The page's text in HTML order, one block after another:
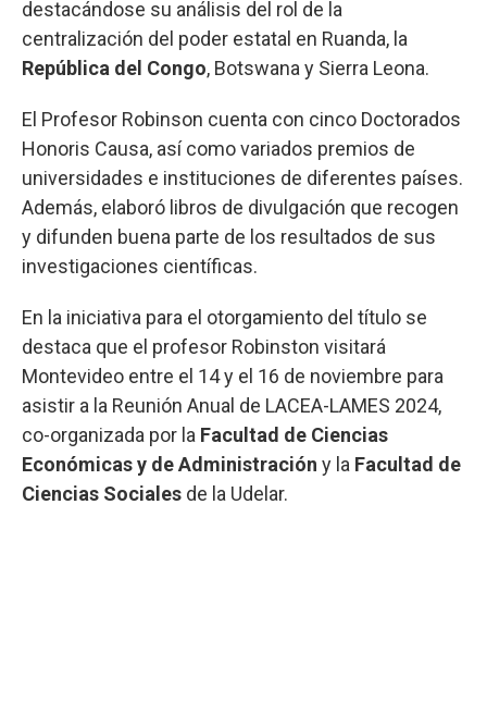
destacándose su análisis del rol de la
centralización del poder estatal en Ruanda, la
República del Congo, Botswana y Sierra Leona.
El Profesor Robinson cuenta con cinco Doctorados
Honoris Causa, así como variados premios de
universidades e instituciones de diferentes países.
Además, elaboró libros de divulgación que recogen
y difunden buena parte de los resultados de sus
investigaciones científicas.
En la iniciativa para el otorgamiento del título se
destaca que el profesor Robinston visitará
Montevideo entre el 14 y el 16 de noviembre para
asistir a la Reunión Anual de LACEA-LAMES 2024,
co-organizada por la Facultad de Ciencias
Económicas y de Administración y la Facultad de
Ciencias Sociales de la Udelar.